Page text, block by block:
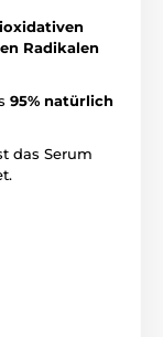
Radikalen
95% natürlich
das Serum